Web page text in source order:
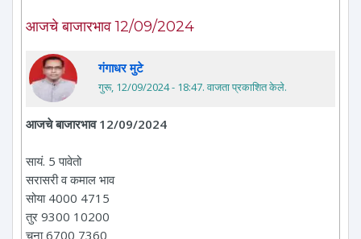
आजचे बाजारभाव 12/09/2024
गंगाधर मुटे
गुरू, 12/09/2024 - 18:47. वाजता प्रकाशित केले.
आजचे बाजारभाव 12/09/2024
सायं. 5 पावेतो
सरासरी व कमाल भाव
सोया 4000 4715
तुर 9300 10200
चना 6700 7360